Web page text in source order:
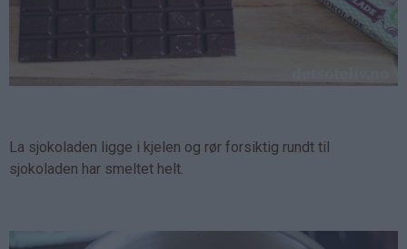
La sjokoladen ligge i kjelen og rør forsiktig rundt til
sjokoladen har smeltet helt.